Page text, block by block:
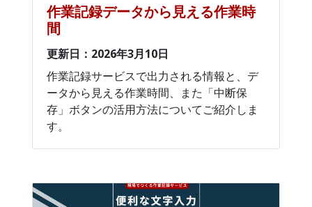
作業記録データから見える作業時
間
更新日：2026年3月10日
作業記録サービスで出力される情報と、デ
ータから見える作業時間、また「中断保
存」ボタンの活用方法についてご紹介しま
す。